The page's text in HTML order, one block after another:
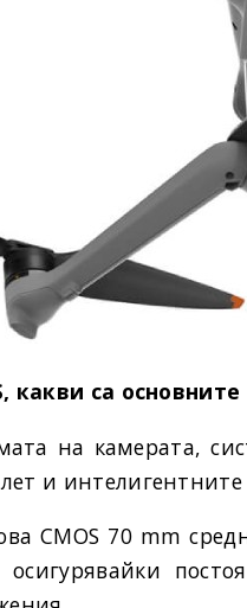
какви са
на камерата,
и
CMOS 70 mm